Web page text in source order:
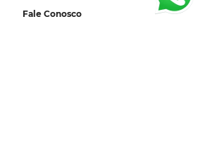
Fale Conosco